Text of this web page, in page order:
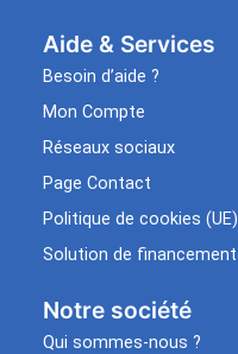
Aide & Services​
Besoin d’aide ?
Mon Compte
Réseaux sociaux
Page Contact
Politique de cookies (UE)
Solution de financement
Notre société
Qui sommes-nous ?